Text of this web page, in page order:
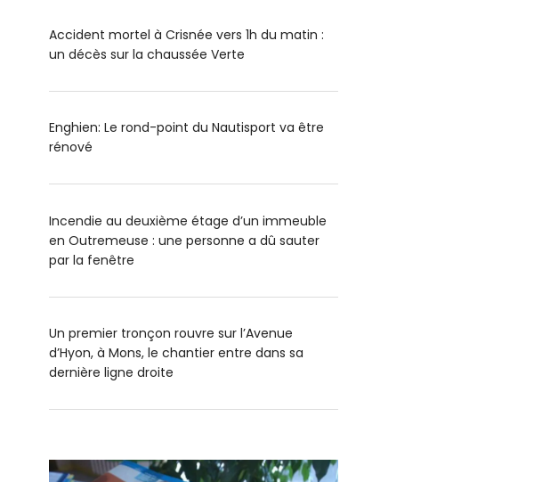
Accident mortel à Crisnée vers 1h du matin :
un décès sur la chaussée Verte
Enghien: Le rond-point du Nautisport va être
rénové
Incendie au deuxième étage d’un immeuble
en Outremeuse : une personne a dû sauter
par la fenêtre
Un premier tronçon rouvre sur l’Avenue
d’Hyon, à Mons, le chantier entre dans sa
dernière ligne droite